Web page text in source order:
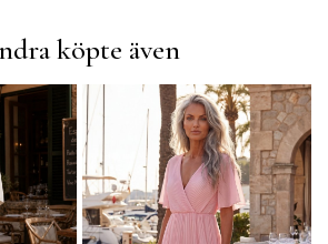
köpte även